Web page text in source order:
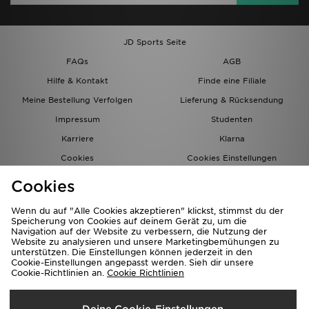
JD Sports Seite
FAQs
AGB
Hilfe & Kontakt
Finde eine Filiale
Meine Bestellung Verfolgen
Lieferung & Rücksendung
Impressum
Studenten
Karriere
Klarna
Cookies
Cookies Einstellungen
Lieferung Nach
Cookies
Wenn du auf "Alle Cookies akzeptieren" klickst, stimmst du der
Speicherung von Cookies auf deinem Gerät zu, um die
Navigation auf der Website zu verbessern, die Nutzung der
Website zu analysieren und unsere Marketingbemühungen zu
unterstützen. Die Einstellungen können jederzeit in den
Cookie-Einstellungen angepasst werden. Sieh dir unsere
Cookie-Richtlinien an. Cookie Richtlinien